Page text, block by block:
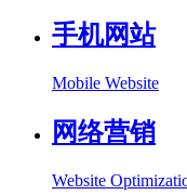
手机网站
Mobile Website
网络营销
Website